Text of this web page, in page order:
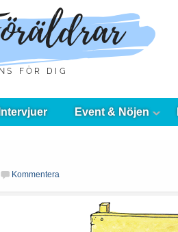
Intervjuer Event & Nöjen
Kommentera